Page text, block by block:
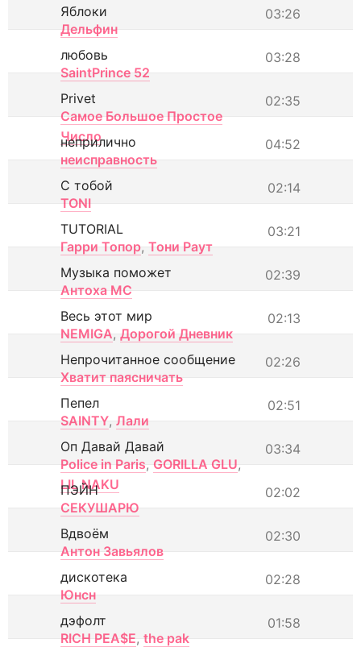
03:26
Яблоки
Дельфин
03:28
любовь
SaintPrince 52
02:35
Privet
Самое Большое Простое
Число
04:52
неприлично
неисправность
02:14
С тобой
TONI
03:21
TUTORIAL
Гарри Топор, Тони Раут
02:39
Музыка поможет
Антоха МС
02:13
Весь этот мир
NEMIGA, Дорогой Дневник
02:26
Непрочитанное сообщение
Хватит паясничать
02:51
Пепел
SAINTY, Лали
03:34
Оп Давай Давай
Police in Paris, GORILLA GLU,
LIL NAKU
02:02
ПЭЙН
СЕКУШАРЮ
02:30
Вдвоём
Антон Завьялов
02:28
дискотека
Юнсн
01:58
дэфолт
RICH PEA$E, the pak